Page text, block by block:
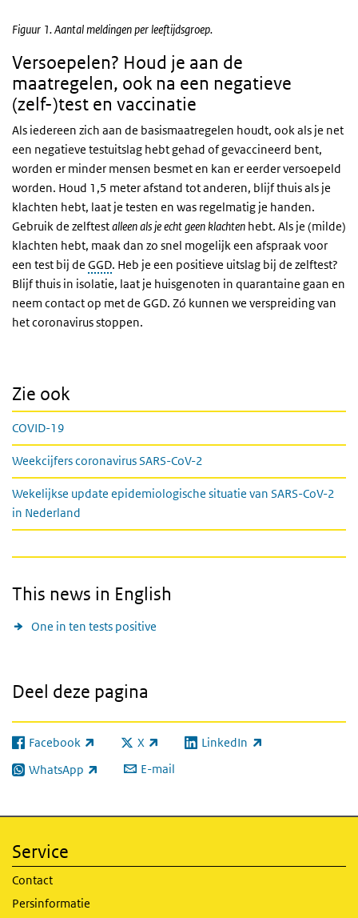
Figuur 1. Aantal meldingen per leeftijdsgroep.
Versoepelen? Houd je aan de
maatregelen, ook na een negatieve
(zelf-)test en vaccinatie
Als iedereen zich aan de basismaatregelen houdt, ook als je net
een negatieve testuitslag hebt gehad of gevaccineerd bent,
worden er minder mensen besmet en kan er eerder versoepeld
worden. Houd 1,5 meter afstand tot anderen, blijf thuis als je
klachten hebt, laat je testen en was regelmatig je handen.
Gebruik de zelftestalleen als je echt geen klachten hebt. Als je (milde)
klachten hebt, maak dan zo snel mogelijk een afspraak voor
een test bij de GGD. Heb je een positieve uitslag bij de zelftest?
Blijf thuis in isolatie, laat je huisgenoten in quarantaine gaan en
neem contact op met de GGD. Zó kunnen we verspreiding van
het coronavirus stoppen.
Zie ook
COVID-19
Weekcijfers coronavirus SARS-CoV-2
Wekelijkse update epidemiologische situatie van SARS-CoV-2
in Nederland
This news in English
One in ten tests positive
Deel deze pagina
Facebook
(externe link) X
(externe link) LinkedIn
(externe link)
WhatsApp
(externe link) E-mail
Service
Contact
Persinformatie